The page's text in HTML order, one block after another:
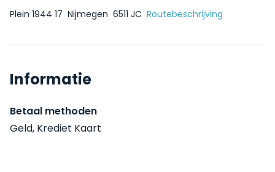
Plein 1944 17 Nijmegen 6511 JC Routebeschrijving
Informatie
Betaal methoden
Geld, Krediet Kaart